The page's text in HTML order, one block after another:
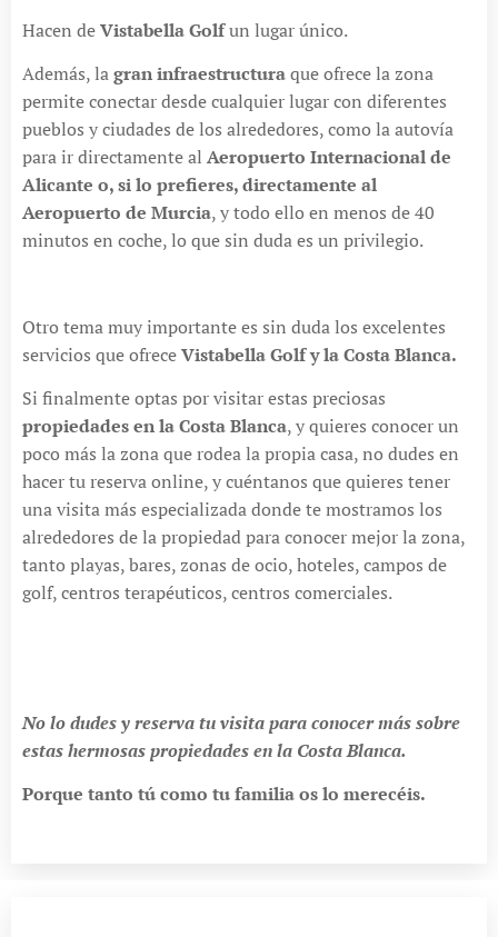
Hacen deVistabella Golfun lugar único.
Además, lagran infraestructuraque ofrece la zona
permite conectar desde cualquier lugar con diferentes
pueblos y ciudades de los alrededores, como la autovía
para ir directamente al Aeropuerto Internacional de
Alicante o, si lo prefieres, directamente al
Aeropuerto de Murcia, y todo ello en menos de 40
minutos en coche, lo que sin duda es un privilegio.
Otro tema muy importante es sin duda los excelentes
servicios que ofreceVistabella Golf y la Costa Blanca.
Si finalmente optas por visitar estas preciosas
propiedades en la Costa Blanca, y quieres conocer un
poco más la zona que rodea la propia casa, no dudes en
hacer tu reserva online, y cuéntanos que quieres tener
una visita más especializada donde te mostramos los
alrededores de la propiedad para conocer mejor la zona,
tanto playas, bares, zonas de ocio, hoteles, campos de
golf, centros terapéuticos, centros comerciales.
No lo dudes y reserva tu visita para conocer más sobre
estas hermosas propiedades en la Costa Blanca.
Porque tanto tú como tu familia os lo merecéis.